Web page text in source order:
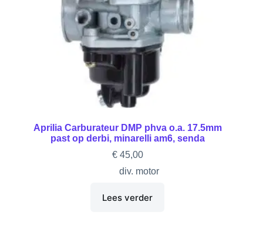
Aprilia Carburateur DMP phva o.a. 17.5mm
past op derbi, minarelli am6, senda
€45,00
div. motor
Lees verder